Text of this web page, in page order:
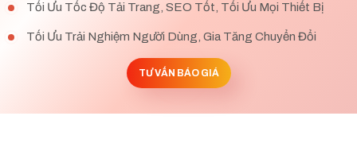
Tối Ưu Tốc Độ Tải Trang, SEO Tốt, Tối Ưu Mọi Thiết Bị
Tối Ưu Trải Nghiệm Người Dùng, Gia Tăng Chuyển Đổi
TƯ VẤN BÁO GIÁ